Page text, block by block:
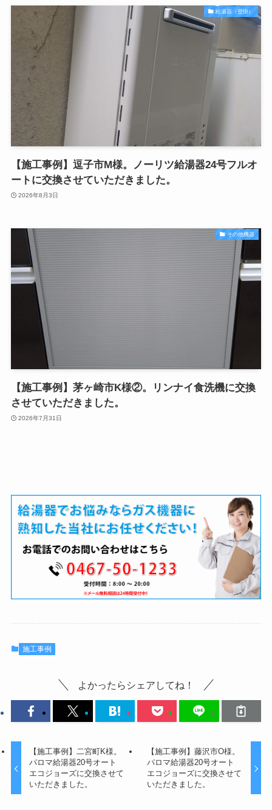
給湯器（壁掛）
【施工事例】逗子市M様。ノーリツ給湯器24号フルオ
ートに交換させていただきました。
2026年8月3日
その他機器
【施工事例】茅ヶ崎市K様②。リンナイ食洗機に交換
させていただきました。
2026年7月31日
施工事例
よかったらシェアしてね！
【施工事例】二宮町K様。
パロマ給湯器20号オート
エコジョーズに交換させて
いただきました。
【施工事例】藤沢市O様。
パロマ給湯器20号オート
エコジョーズに交換させて
いただきました。